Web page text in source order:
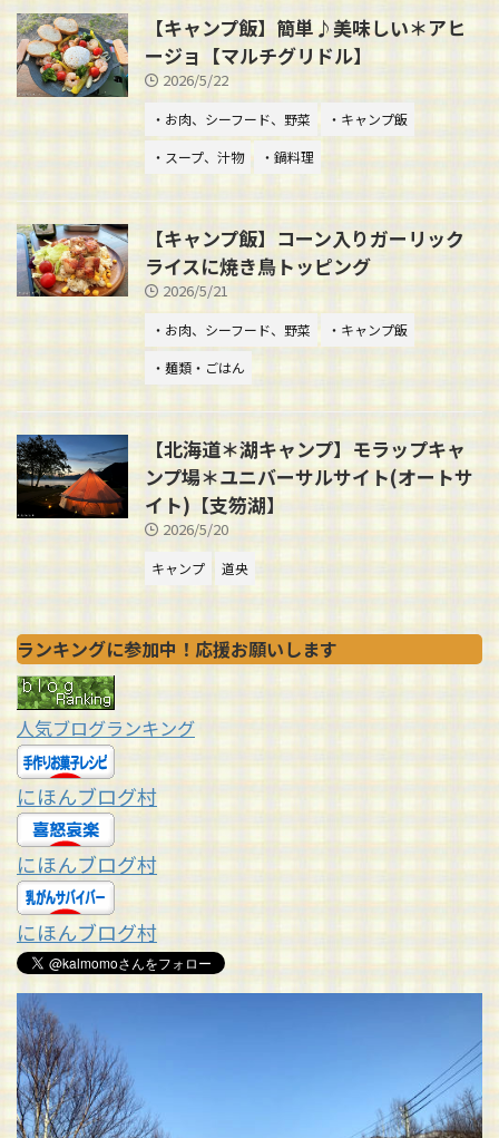
【キャンプ飯】簡単♪美味しい＊アヒ
ージョ【マルチグリドル】
2026/5/22
・お肉、シーフード、野菜
・キャンプ飯
・スープ、汁物
・鍋料理
【キャンプ飯】コーン入りガーリック
ライスに焼き鳥トッピング
2026/5/21
・お肉、シーフード、野菜
・キャンプ飯
・麺類・ごはん
【北海道＊湖キャンプ】モラップキャ
ンプ場＊ユニバーサルサイト(オートサ
イト)【支笏湖】
2026/5/20
キャンプ 道央
ランキングに参加中！応援お願いします
人気ブログランキング
にほんブログ村
にほんブログ村
にほんブログ村